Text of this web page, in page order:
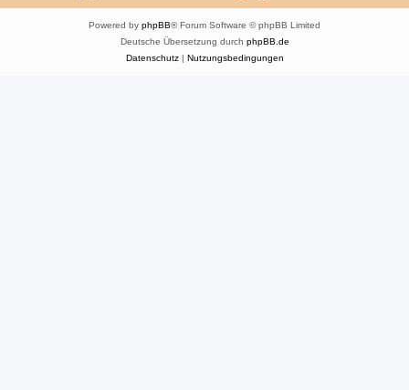
Powered by phpBB® Forum Software © phpBB Limited
Deutsche Übersetzung durch phpBB.de
Datenschutz| Nutzungsbedingungen